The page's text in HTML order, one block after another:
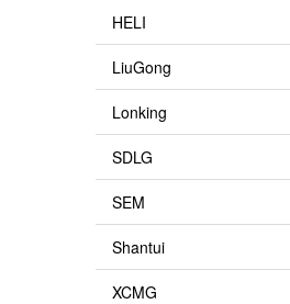
HELI
LiuGong
Lonking
SDLG
SEM
Shantui
XCMG